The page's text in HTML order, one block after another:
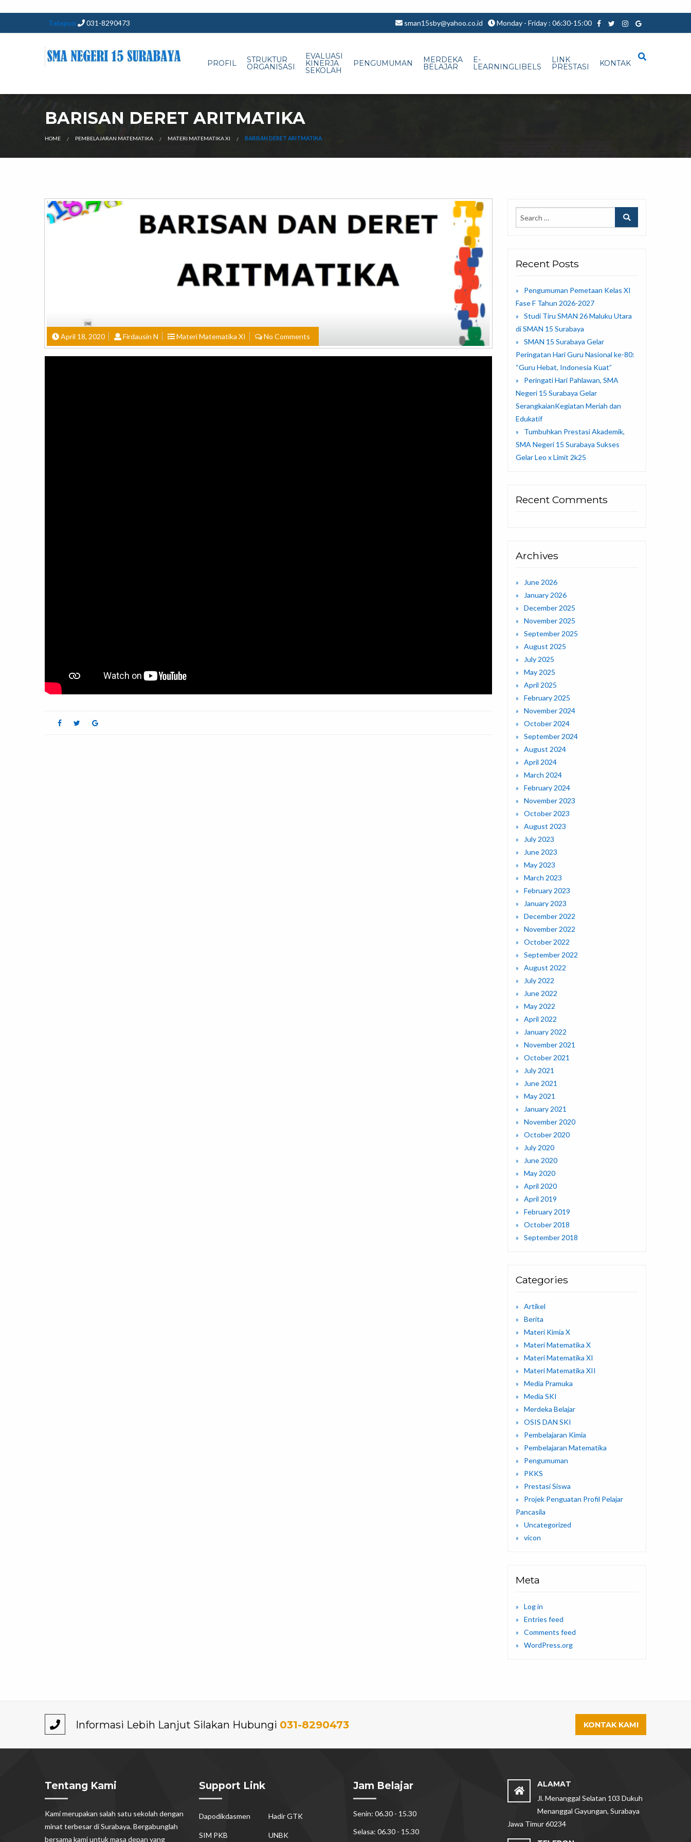
Telepon 031-8290473 sman15sby@yahoo.co.id Monday - Friday : 06:30-15:00
PROFIL STRUKTUR
ORGANISASI
EVALUASI
KINERJA
SEKOLAH
PENGUMUMAN MERDEKA
BELAJAR
E-
LEARNINGLIBELS
LINK
PRESTASI KONTAK
BARISAN DERET ARITMATIKA
HOME PEMBELAJARAN MATEMATIKA MATERI MATEMATIKA XI BARISAN DERET ARITMATIKA
April 18, 2020 Firdausin N Materi Matematika XI No Comments
Recent Posts
Pengumuman Pemetaan Kelas XI
Fase F Tahun 2026-2027
Studi Tiru SMAN 26 Maluku Utara
di SMAN 15 Surabaya
SMAN 15 Surabaya Gelar
Peringatan Hari Guru Nasional ke-80:
“Guru Hebat, Indonesia Kuat”
Peringati Hari Pahlawan, SMA
Negeri 15 Surabaya Gelar
SerangkaianKegiatan Meriah dan
Edukatif
Tumbuhkan Prestasi Akademik,
SMA Negeri 15 Surabaya Sukses
Gelar Leo x Limit 2k25
Recent Comments
Archives
June 2026
January 2026
December 2025
November 2025
September 2025
August 2025
July 2025
May 2025
April 2025
February 2025
November 2024
October 2024
September 2024
August 2024
April 2024
March 2024
February 2024
November 2023
October 2023
August 2023
July 2023
June 2023
May 2023
March 2023
February 2023
January 2023
December 2022
November 2022
October 2022
September 2022
August 2022
July 2022
June 2022
May 2022
April 2022
January 2022
November 2021
October 2021
July 2021
June 2021
May 2021
January 2021
November 2020
October 2020
July 2020
June 2020
May 2020
April 2020
April 2019
February 2019
October 2018
September 2018
Categories
Artikel
Berita
Materi Kimia X
Materi Matematika X
Materi Matematika XI
Materi Matematika XII
Media Pramuka
Media SKI
Merdeka Belajar
OSIS DAN SKI
Pembelajaran Kimia
Pembelajaran Matematika
Pengumuman
PKKS
Prestasi Siswa
Projek Penguatan Profil Pelajar
Pancasila
Uncategorized
vicon
Meta
Log in
Entries feed
Comments feed
WordPress.org
Informasi Lebih Lanjut Silakan Hubungi 031-8290473 KONTAK KAMI
Tentang Kami
Kami merupakan salah satu sekolah dengan
minat terbesar di Surabaya. Bergabunglah
bersama kami untuk masa depan yang
Support Link
Dapodikdasmen Hadir GTK
SIM PKB UNBK
Jam Belajar
Senin: 06.30 - 15.30
Selasa: 06.30 - 15.30
ALAMAT
Jl. Menanggal Selatan 103 Dukuh
Menanggal Gayungan, Surabaya
Jawa Timur 60234